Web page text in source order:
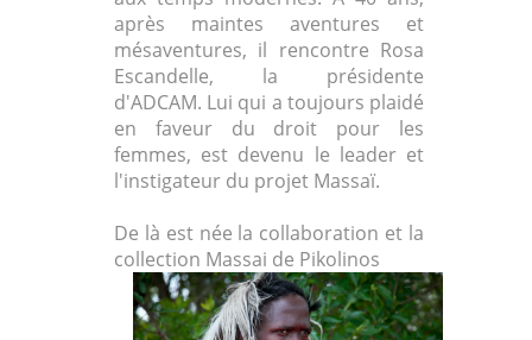
après maintes aventures et
mésaventures, il rencontre Rosa
Escandelle, la présidente
d'ADCAM. Lui qui a toujours plaidé
en faveur du droit pour les
femmes, est devenu le leader et
l'instigateur du projet Massaï.
De là est née la collaboration et la
collection Massai de Pikolinos